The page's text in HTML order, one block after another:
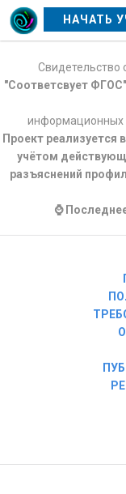
НАЧАТЬ
Свидетельство
"Соответсвует ФГОС"
информационных
Проект реализуется
учётом
разъяснений
⌚